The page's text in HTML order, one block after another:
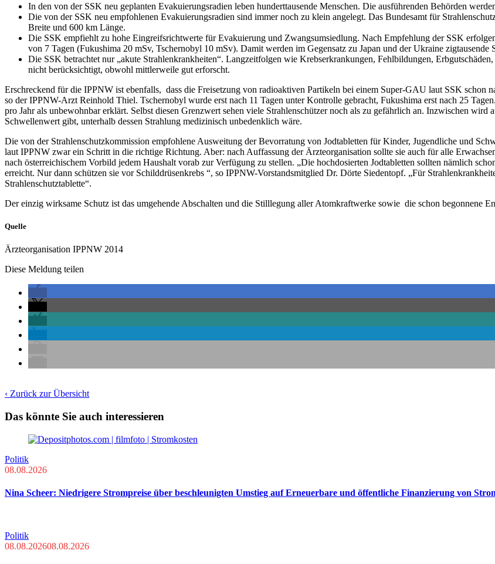
In den von der SSK neu geplanten Evakuierungsradien leben hunderttausende Menschen. Die ausführenden Behörden
Die von der SSK neu empfohlenen Evakuierungsradien sind immer noch zu klein angelegt. Das Bundesamt für
Breite und 600 km Länge.
Die SSK empfiehlt zu hohe Eingreifsrichtwerte für Evakuierung und Zwangsumsiedlung. Nach Empfehlung der SSK
von 7 Tagen (Fukushima 20 mSv, Tschernobyl 10 mSv). Damit werden im Gegensatz zu Japan und der Ukraine zigtausende
Die SSK betrachtet nur „akute Strahlenkrankheiten“. Langzeitfolgen wie Krebserkrankungen, Fehlbildungen,
nicht berücksichtigt, obwohl mittlerweile gut erforscht.
Erschreckend für die IPPNW ist ebenfalls, dass die Freisetzung von radioaktiven Partikeln bei einem Super-GAU laut SSK schon
so der IPPNW-Arzt Reinhold Thiel. Tschernobyl wurde erst nach 11 Tagen unter Kontrolle gebracht, Fukushima erst nach 25
pro Jahr als unbewohnbar erklärt. Selbst diesen Grenzwert sehen viele Strahlenschützer noch als zu gefährlich an. Inzwischen wird
Schwellenwert gibt, unterhalb dessen Strahlung medizinisch unbedenklich wäre.
Die von der Strahlenschutzkommission empfohlene Ausweitung der Bevorratung von Jodtabletten für Kinder, Jugendliche und
laut IPPNW zwar ein Schritt in die richtige Richtung. Aber: nach Auffassung der Ärzteorganisation sollte sie auch für alle
nach österreichischem Vorbild jedem Haushalt vorab zur Verfügung zu stellen. „Die hochdosierten Jodtabletten sollten nämlich
erreicht. Nur dann schützen sie vor Schilddrüsenkrebs “, so IPPNW-Vorstandsmitglied Dr. Dörte Siedentopf. „Für
Strahlenschutztablette“.
Der einzig wirksame Schutz ist das umgehende Abschalten und die Stilllegung aller Atomkraftwerke sowie die schon begonnene
Quelle
Ärzteorganisation IPPNW 2014
Diese Meldung teilen
‹ Zurück zur Übersicht
Das könnte Sie auch interessieren
Politik
08.08.2026
Nina Scheer: Niedrigere Strompreise über beschleunigten Umstieg auf Erneuerbare und öffentliche Finanzierung von
Politik
08.08.202608.08.2026